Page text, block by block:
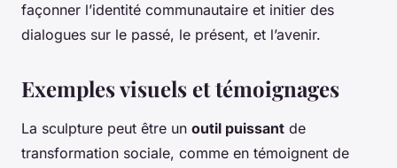
façonner l’identité communautaire et initier des
dialogues sur le passé, le présent, et l’avenir.
Exemples visuels et témoignages
La sculpture peut être un outil puissant de
transformation sociale, comme en témoignent de